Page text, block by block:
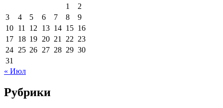
1
2
3
4 5 6 7 8
9
10 11 12 13 14 15 16
17 18 19 20 21 22 23
24 25 26 27 28 29 30
31
« Июл
Рубрики